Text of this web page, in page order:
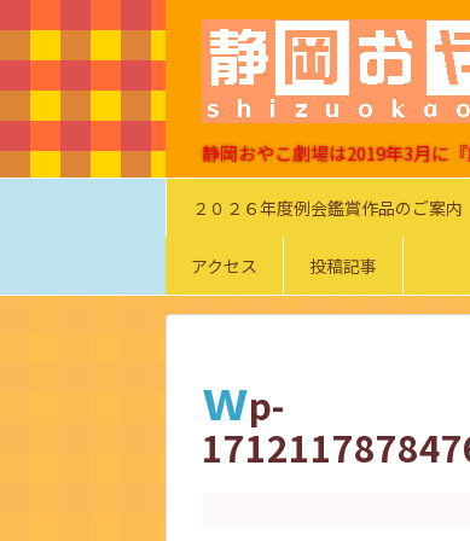
静岡おやこ劇場は2019年3月に
２０２６年度例会鑑賞作品のご案内
アクセス 投稿記事
wp-